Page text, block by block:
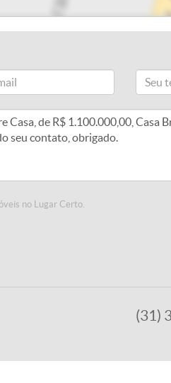
no Lugar Certo.
(31)